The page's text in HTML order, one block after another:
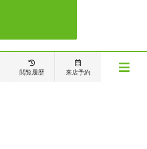
088-821-7272
閲覧履歴 来店予約